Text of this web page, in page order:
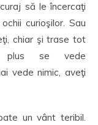
să le încercaţi
curioşilor. Sau
chiar şi trase tot
se vede
vede nimic, aveţi
un vânt teribil.